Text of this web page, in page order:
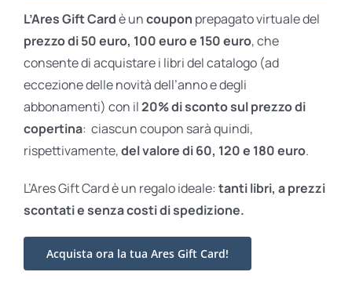
L’Ares Gift Cardè uncoupon prepagato virtuale del
prezzo di 50 euro, 100 euro e 150 euro, che
consente di acquistare i libri del catalogo (ad
eccezione delle novità dell’anno e degli
abbonamenti) con il20% di sconto sul prezzo di
copertina: ciascun coupon sarà quindi,
rispettivamente,del valore di 60, 120 e 180 euro.
L’Ares Gift Card è un regalo ideale: tanti libri, a prezzi
scontati esenza costi di spedizione.
Acquista ora la tua Ares Gift Card!